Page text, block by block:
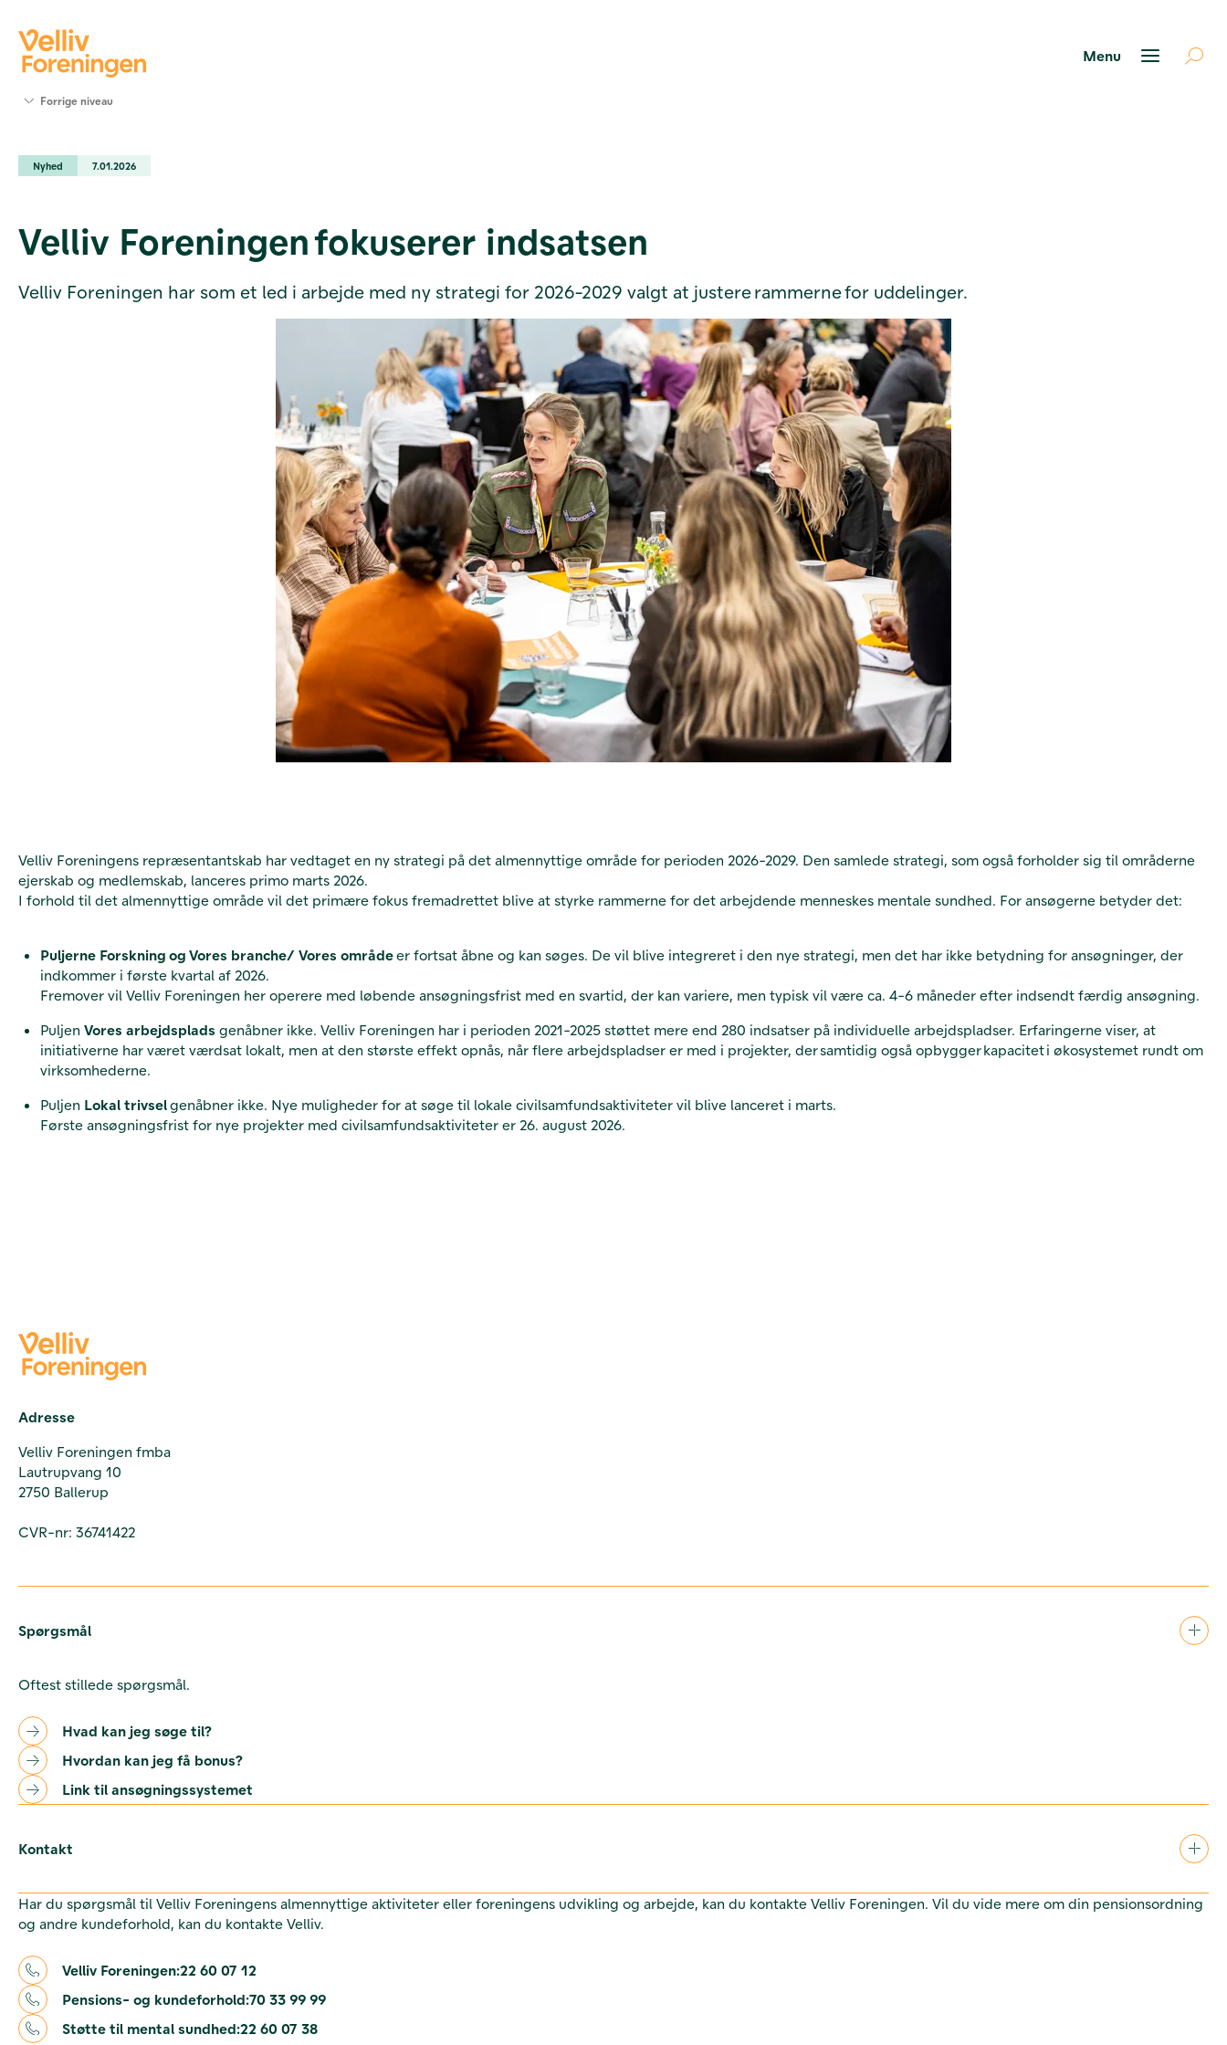
Værktøjer
Foreningen
Kontakt
Forrige niveau
Nyhed 7.01.2026
Velliv Foreningen fokuserer indsatsen
Velliv Foreningen har som et led i arbejde med ny strategi for 2026-2029 valgt at justere rammerne for uddelinger.
Velliv Foreningens repræsentantskab har vedtaget en ny strategi på det almennyttige område for perioden 2026-2029. Den samlede strategi, som også forholder sig til områderne
ejerskab og medlemskab, lanceres primo marts 2026.
I forhold til det almennyttige område vil det primære fokus fremadrettet blive at styrke rammerne for det arbejdende menneskes mentale sundhed. For ansøgerne betyder det:
Puljerne Forskning og Vores branche/ Vores områdeer fortsat åbne og kan søges. De vil blive integreret i den nye strategi, men det har ikke betydning for ansøgninger, der
indkommer i første kvartal af 2026.
Fremover vil Velliv Foreningen her operere med løbende ansøgningsfrist med en svartid, der kan variere, men typisk vil være ca. 4-6 måneder efter indsendt færdig ansøgning.
Puljen Vores arbejdsplads genåbner ikke. Velliv Foreningen har i perioden 2021-2025 støttet mere end 280 indsatser på individuelle arbejdspladser. Erfaringerne viser, at
initiativerne har været værdsat lokalt, men at den største effekt opnås, når flere arbejdspladser er med i projekter, der samtidig også opbygger kapacitet i økosystemet rundt om
virksomhederne.
Puljen Lokal trivselgenåbner ikke. Nye muligheder for at søge til lokale civilsamfundsaktiviteter vil blive lanceret i marts.
Første ansøgningsfrist for nye projekter med civilsamfundsaktiviteter er 26. august 2026.
Adresse
Velliv Foreningen fmba
Lautrupvang 10
2750 Ballerup
CVR-nr: 36741422
Spørgsmål
Oftest stillede spørgsmål.
Hvad kan jeg søge til?
Hvordan kan jeg få bonus?
Link til ansøgningssystemet
Kontakt
Har du spørgsmål til Velliv Foreningens almennyttige aktiviteter eller foreningens udvikling og arbejde, kan du kontakte Velliv Foreningen. Vil du vide mere om din pensionsordning
og andre kundeforhold, kan du kontakte Velliv.
Velliv Foreningen:22 60 07 12
Pensions- og kundeforhold:70 33 99 99
Støtte til mental sundhed:22 60 07 38